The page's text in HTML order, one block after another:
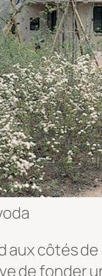
aux côtés
de fonder